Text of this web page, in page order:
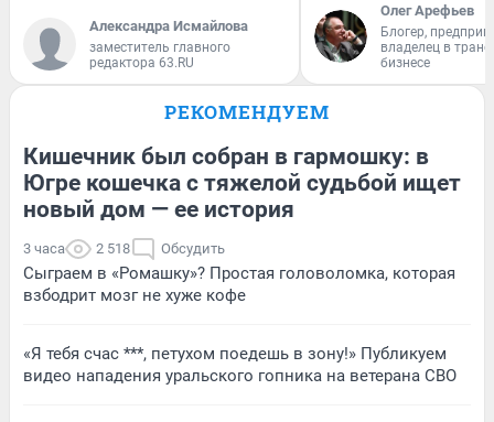
Александра Исмайлова
заместитель главного
редактора 63.RU
Олег Арефьев
Блогер,
владелец в
бизнесе
РЕКОМЕНДУЕМ
Кишечник был собран в гармошку: в
Югре кошечка с тяжелой судьбой ищет
новый дом — ее история
3 часа 2 518 Обсудить
Сыграем в «Ромашку»? Простая головоломка, которая
взбодрит мозг не хуже кофе
«Я тебя счас ***, петухом поедешь в зону!» Публикуем
видео нападения уральского гопника на ветерана СВО